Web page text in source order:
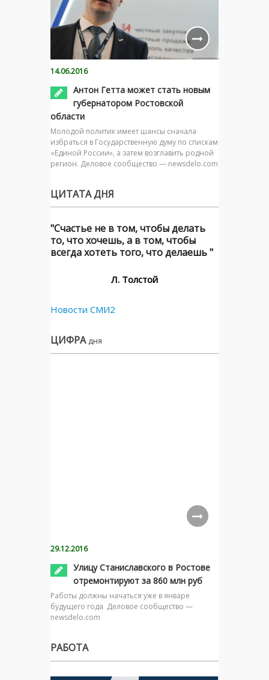
14.06.2016
Антон Гетта может стать новым
губернатором Ростовской
области
Молодой политик имеет шансы сначала
избраться в Государственную думу по спискам
«Единой России», а затем возглавить родной
регион. Деловое сообщество — newsdelo.com
ЦИТАТА ДНЯ
"Счастье не в том, чтобы делать
то, что хочешь, а в том, чтобы
всегда хотеть того, что делаешь "
Л. Толстой
Новости СМИ2
ЦИФРА дня
29.12.2016
Улицу Станиславского в Ростове
отремонтируют за 860 млн руб
Работы должны начаться уже в январе
будущего года Деловое сообщество —
newsdelo.com
РАБОТА